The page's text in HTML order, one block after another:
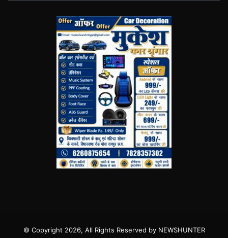
© Copyright 2026, All Rights Reserved by NEWSHUNTER